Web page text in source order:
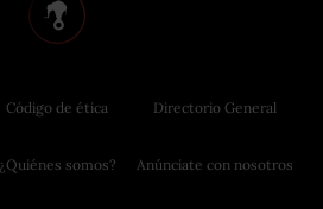
Código de ética
¿Quiénes somos?
Directorio General
Anúnciate con nosotros